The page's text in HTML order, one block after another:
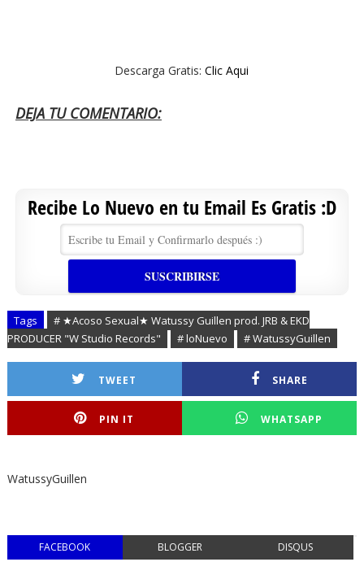
Descarga Gratis:Clic Aqui
DEJA TU COMENTARIO:
Recibe Lo Nuevo en tu Email Es Gratis :D
Tags
# ★Acoso Sexual★ Watussy Guillen prod. JRB & EKD
PRODUCER "W Studio Records"
# loNuevo # WatussyGuillen
TWEET SHARE
PIN IT WHATSAPP
WatussyGuillen
FACEBOOK BLOGGER DISQUS